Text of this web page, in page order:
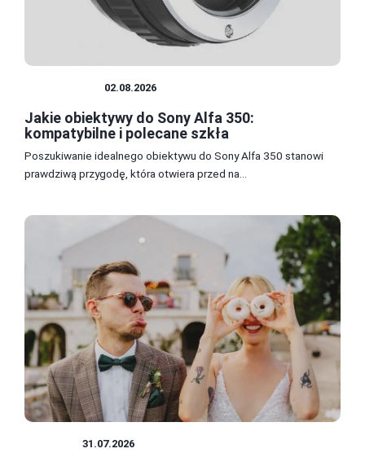
02.08.2026
Jakie obiektywy do Sony Alfa 350:
kompatybilne i polecane szkła
Poszukiwanie idealnego obiektywu do Sony Alfa 350 stanowi
prawdziwą przygodę, która otwiera przed na...
31.07.2026